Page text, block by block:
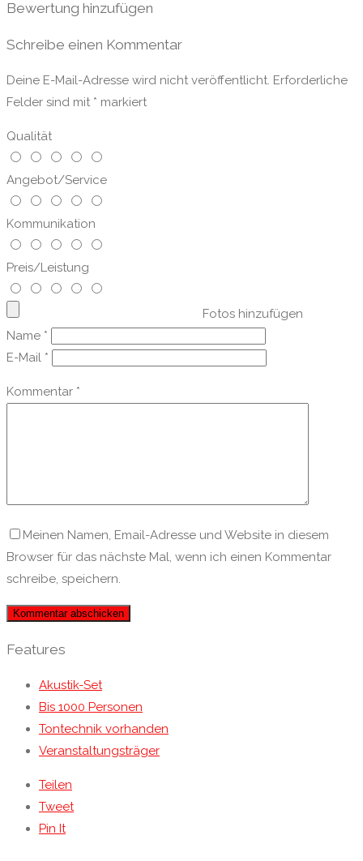
Bewertung hinzufügen
Schreibe einen Kommentar
Deine E-Mail-Adresse wird nicht veröffentlicht. Erforderliche
Felder sind mit * markiert
Qualität
Angebot/Service
Kommunikation
Preis/Leistung
Fotos hinzufügen
Name *
E-Mail *
Kommentar *
Meinen Namen, Email-Adresse und Website in diesem
Browser für das nächste Mal, wenn ich einen Kommentar
schreibe, speichern.
Features
Akustik-Set
Bis 1000 Personen
Tontechnik vorhanden
Veranstaltungsträger
Teilen
Tweet
Pin It